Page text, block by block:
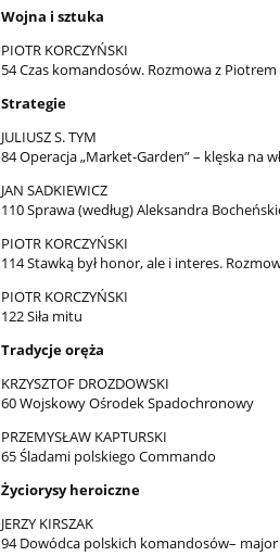
Wojna i sztuka
PIOTR KORCZYŃSKI
54 Czas komandosów. Rozmowa z
Strategie
JULIUSZ S. TYM
84 Operacja „Market-Garden” – klęska na
JAN SADKIEWICZ
110 Sprawa (według) Aleksandra
PIOTR KORCZYŃSKI
114 Stawką był honor, ale i interes.
PIOTR KORCZYŃSKI
122 Siła mitu
Tradycje oręża
KRZYSZTOF DROZDOWSKI
60 Wojskowy Ośrodek Spadochronowy
PRZEMYSŁAW KAPTURSKI
65 Śladami polskiego Commando
Życiorysy heroiczne
JERZY KIRSZAK
94 Dowódca polskich komandosów– major